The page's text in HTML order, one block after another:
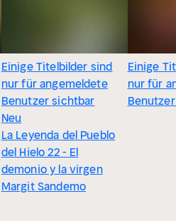
Einige Titelbilder sind
nur für angemeldete
Benutzer sichtbar
Neu
La Leyenda del Pueblo
del Hielo 22 - El
demonio y la virgen
Margit Sandemo
Einige
nur für